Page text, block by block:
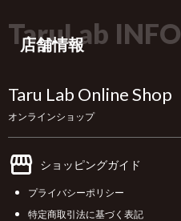
TaruLab INFO
店舗情報
Taru Lab Online Shop
オンラインショップ
ショッピングガイド
プライバシーポリシー
特定商取引法に基づく表記